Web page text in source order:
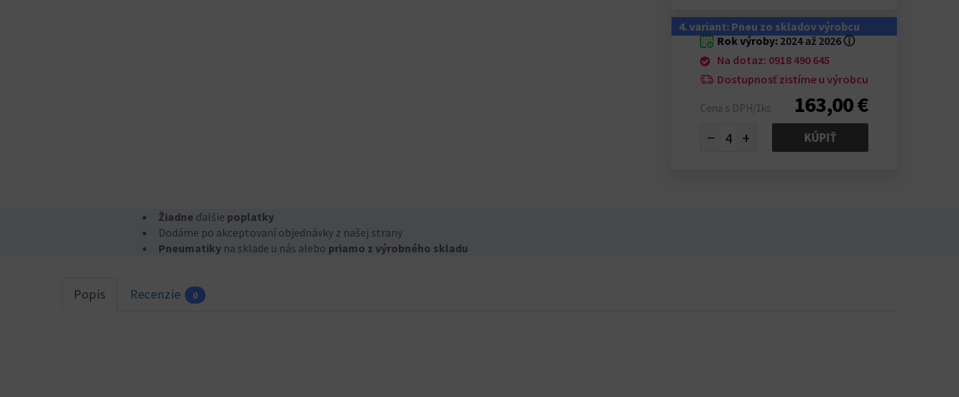
4. variant: Pneu zo skladov výrobcu
Rok výroby: 2024 až 2026ⓘ
Na dotaz: 0918 490 645
Dostupnosť zistíme u výrobcu
Cena s DPH/1ks 163,00 €
− + KÚPIŤ
Žiadne ďalšie poplatky
Dodáme po akceptovaní objednávky z našej strany
Pneumatikyna sklade u nás alebo priamo z výrobného skladu
Popis Recenzie 0